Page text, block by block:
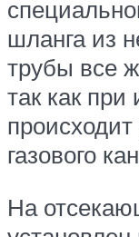
шланга из
трубы все
так как
газового
На